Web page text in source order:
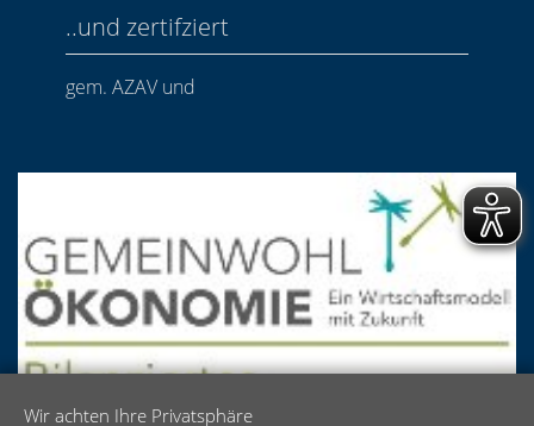
Wir achten Ihre Privatsphäre
..und zertifziert
gem. AZAV und